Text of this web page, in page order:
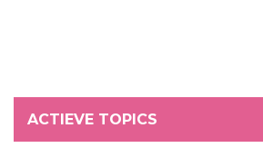
ACTIEVE TOPICS